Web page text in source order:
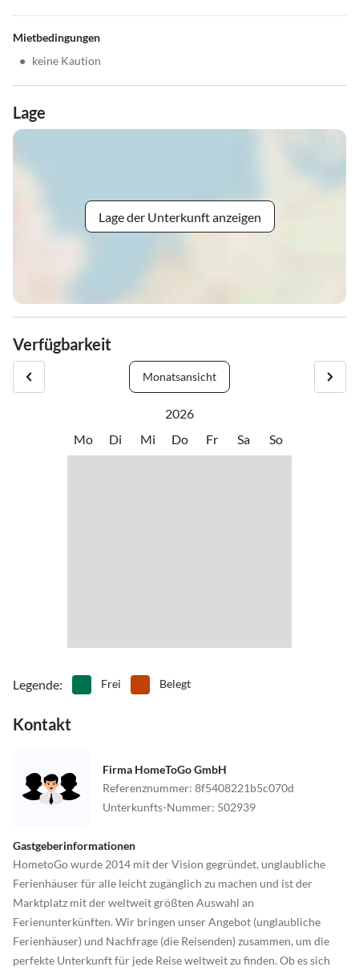
Mietbedingungen
• keine Kaution
Lage
Lage der Unterkunft anzeigen
Verfügbarkeit
Monatsansicht
2026
Mo
Di Mi Do Fr Sa So
Legende: Frei Belegt
Kontakt
Firma HomeToGo GmbH
Referenznummer: 8f5408221b5c070d
Unterkunfts-Nummer: 502939
Gastgeberinformationen
HometoGo wurde 2014 mit der Vision gegründet, unglaubliche
Ferienhäuser für alle leicht zugänglich zu machen und ist der
Marktplatz mit der weltweit größten Auswahl an
Ferienunterkünften. Wir bringen unser Angebot (unglaubliche
Ferienhäuser) und Nachfrage (die Reisenden) zusammen, um die
perfekte Unterkunft für jede Reise weltweit zu finden. Ob es sich